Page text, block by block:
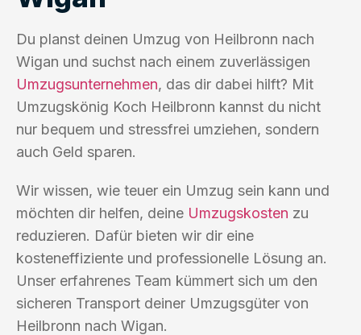
Du planst deinen Umzug von Heilbronn nach
Wigan und suchst nach einem zuverlässigen
Umzugsunternehmen, das dir dabei hilft? Mit
Umzugskönig Koch Heilbronn kannst du nicht
nur bequem und stressfrei umziehen, sondern
auch Geld sparen.
Wir wissen, wie teuer ein Umzug sein kann und
möchten dir helfen, deine Umzugskosten zu
reduzieren. Dafür bieten wir dir eine
kosteneffiziente und professionelle Lösung an.
Unser erfahrenes Team kümmert sich um den
sicheren Transport deiner Umzugsgüter von
Heilbronn nach Wigan.